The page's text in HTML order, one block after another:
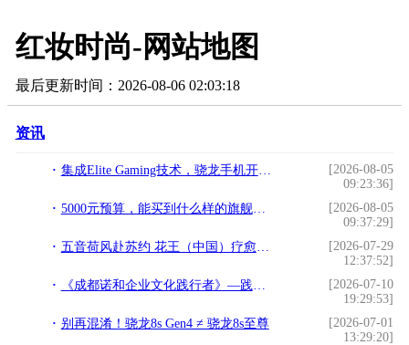
红妆时尚-网站地图
最后更新时间：2026-08-06 02:03:18
资讯
集成Elite Gaming技术，骁龙手机开启手机玩游戏新纪元
[2026-08-05
09:23:36]
5000元预算，能买到什么样的旗舰手机？
[2026-08-05
09:37:29]
五音荷风赴苏约 花王（中国）疗愈沙龙，诗意诠释“同美共生”
[2026-07-29
12:37:52]
《成都诺和企业文化践行者》—践行文化，榜样力量
[2026-07-10
19:29:53]
别再混淆！骁龙8s Gen4 ≠ 骁龙8s至尊
[2026-07-01
13:29:20]